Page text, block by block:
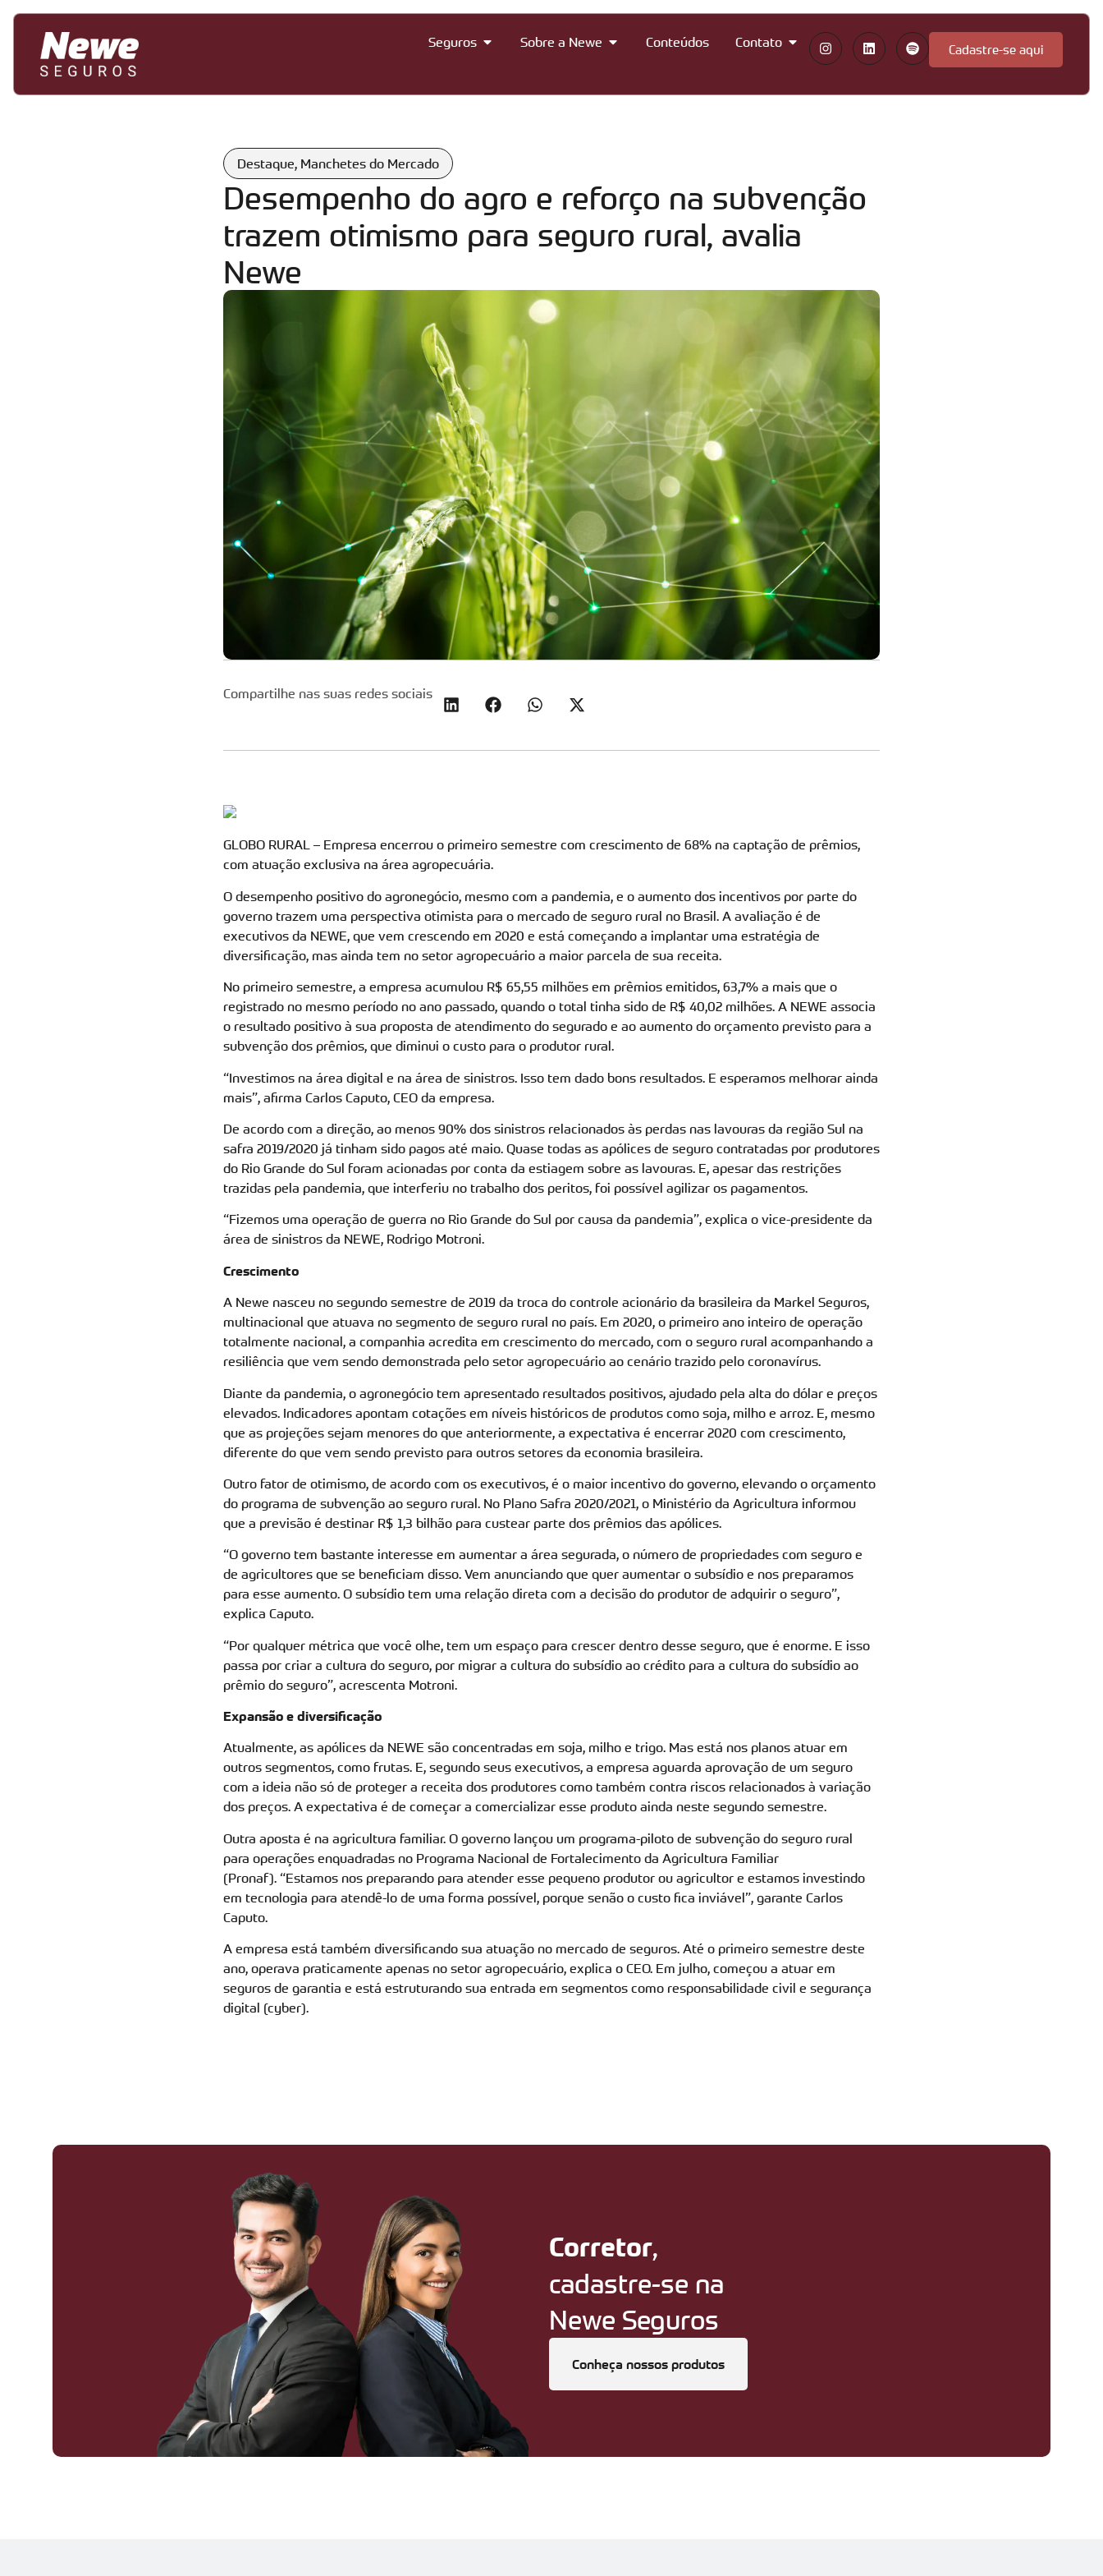
Seguros Sobre a Newe Conteúdos Contato Cadastre-se aqui
Destaque, Manchetes do Mercado
Desempenho do agro e reforço na subvenção
trazem otimismo para seguro rural, avalia
Newe
Compartilhe nas suas redes sociais
GLOBO RURAL – Empresa encerrou o primeiro semestre com crescimento de 68% na captação de prêmios,
com atuação exclusiva na área agropecuária.
O desempenho positivo do agronegócio, mesmo com a pandemia, e o aumento dos incentivos por parte do
governo trazem uma perspectiva otimista para o mercado de seguro rural no Brasil. A avaliação é de
executivos da NEWE, que vem crescendo em 2020 e está começando a implantar uma estratégia de
diversificação, mas ainda tem no setor agropecuário a maior parcela de sua receita.
No primeiro semestre, a empresa acumulou R$ 65,55 milhões em prêmios emitidos, 63,7% a mais que o
registrado no mesmo período no ano passado, quando o total tinha sido de R$ 40,02 milhões. A NEWE associa
o resultado positivo à sua proposta de atendimento do segurado e ao aumento do orçamento previsto para a
subvenção dos prêmios, que diminui o custo para o produtor rural.
“Investimos na área digital e na área de sinistros. Isso tem dado bons resultados. E esperamos melhorar ainda
mais”, afirma Carlos Caputo, CEO da empresa.
De acordo com a direção, ao menos 90% dos sinistros relacionados às perdas nas lavouras da região Sul na
safra 2019/2020 já tinham sido pagos até maio. Quase todas as apólices de seguro contratadas por produtores
do Rio Grande do Sul foram acionadas por conta da estiagem sobre as lavouras. E, apesar das restrições
trazidas pela pandemia, que interferiu no trabalho dos peritos, foi possível agilizar os pagamentos.
“Fizemos uma operação de guerra no Rio Grande do Sul por causa da pandemia”, explica o vice-presidente da
área de sinistros da NEWE, Rodrigo Motroni.
Crescimento
A Newe nasceu no segundo semestre de 2019 da troca do controle acionário da brasileira da Markel Seguros,
multinacional que atuava no segmento de seguro rural no país. Em 2020, o primeiro ano inteiro de operação
totalmente nacional, a companhia acredita em crescimento do mercado, com o seguro rural acompanhando a
resiliência que vem sendo demonstrada pelo setor agropecuário ao cenário trazido pelo coronavírus.
Diante da pandemia, o agronegócio tem apresentado resultados positivos, ajudado pela alta do dólar e preços
elevados. Indicadores apontam cotações em níveis históricos de produtos como soja, milho e arroz. E, mesmo
que as projeções sejam menores do que anteriormente, a expectativa é encerrar 2020 com crescimento,
diferente do que vem sendo previsto para outros setores da economia brasileira.
Outro fator de otimismo, de acordo com os executivos, é o maior incentivo do governo, elevando o orçamento
do programa de subvenção ao seguro rural. No Plano Safra 2020/2021, o Ministério da Agricultura informou
que a previsão é destinar R$ 1,3 bilhão para custear parte dos prêmios das apólices.
“O governo tem bastante interesse em aumentar a área segurada, o número de propriedades com seguro e
de agricultores que se beneficiam disso. Vem anunciando que quer aumentar o subsídio e nos preparamos
para esse aumento. O subsídio tem uma relação direta com a decisão do produtor de adquirir o seguro”,
explica Caputo.
“Por qualquer métrica que você olhe, tem um espaço para crescer dentro desse seguro, que é enorme. E isso
passa por criar a cultura do seguro, por migrar a cultura do subsídio ao crédito para a cultura do subsídio ao
prêmio do seguro”, acrescenta Motroni.
Expansão e diversificação
Atualmente, as apólices da NEWE são concentradas em soja, milho e trigo. Mas está nos planos atuar em
outros segmentos, como frutas. E, segundo seus executivos, a empresa aguarda aprovação de um seguro
com a ideia não só de proteger a receita dos produtores como também contra riscos relacionados à variação
dos preços. A expectativa é de começar a comercializar esse produto ainda neste segundo semestre.
Outra aposta é na agricultura familiar. O governo lançou um programa-piloto de subvenção do seguro rural
para operações enquadradas no Programa Nacional de Fortalecimento da Agricultura Familiar
(Pronaf). “Estamos nos preparando para atender esse pequeno produtor ou agricultor e estamos investindo
em tecnologia para atendê-lo de uma forma possível, porque senão o custo fica inviável”, garante Carlos
Caputo.
A empresa está também diversificando sua atuação no mercado de seguros. Até o primeiro semestre deste
ano, operava praticamente apenas no setor agropecuário, explica o CEO. Em julho, começou a atuar em
seguros de garantia e está estruturando sua entrada em segmentos como responsabilidade civil e segurança
digital (cyber).
Corretor,
cadastre-se na
Newe Seguros
Conheça nossos produtos